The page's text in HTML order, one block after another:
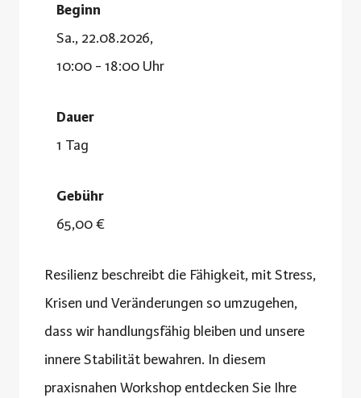
Beginn
Sa., 22.08.2026,
10:00 - 18:00 Uhr
Dauer
1 Tag
Gebühr
65,00 €
Resilienz beschreibt die Fähigkeit, mit Stress,
Krisen und Veränderungen so umzugehen,
dass wir handlungsfähig bleiben und unsere
innere Stabilität bewahren. In diesem
praxisnahen Workshop entdecken Sie Ihre